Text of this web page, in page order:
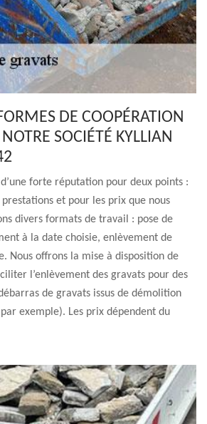
DE COOPÉRATION
SOCIÉTÉ KYLLIAN
forte réputation pour deux points :
et pour les prix que nous
divers formats de travail : pose de
à la date choisie, enlèvement de
Nous offrons la mise à disposition de
l’enlèvement des gravats pour des
de gravats issus de démolition
exemple). Les prix dépendent du